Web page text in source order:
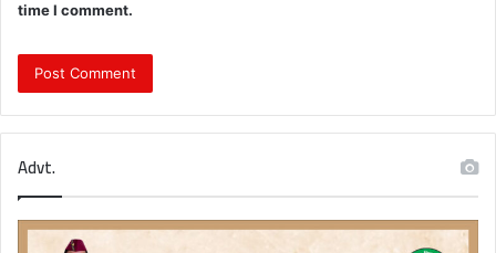
time I comment.
Advt.